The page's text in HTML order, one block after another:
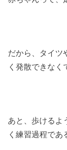
だから、タイツ
く発散できなく
あと、歩けるよ
く練習過程であ